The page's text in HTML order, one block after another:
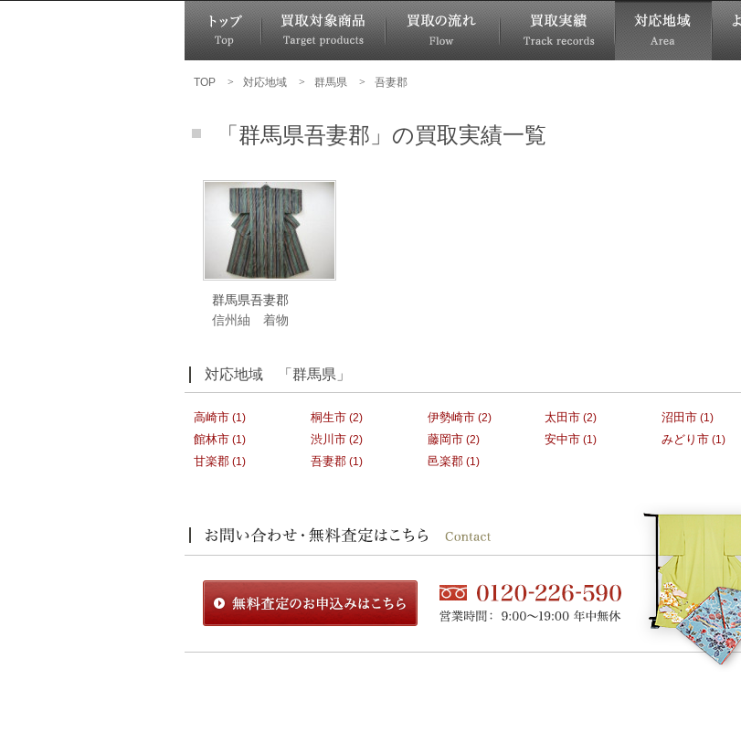
TOP > 対応地域 > 群馬県 > 吾妻郡
「群馬県吾妻郡」の買取実績一覧
群馬県吾妻郡
信州紬 着物
対応地域 「群馬県」
高崎市 (1) 桐生市 (2) 伊勢崎市 (2) 太田市 (2) 沼田市 (1)
館林市 (1) 渋川市 (2) 藤岡市 (2) 安中市 (1) みどり市 (1)
甘楽郡 (1) 吾妻郡 (1) 邑楽郡 (1)